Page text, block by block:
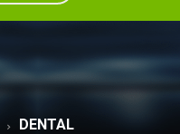
DENTAL